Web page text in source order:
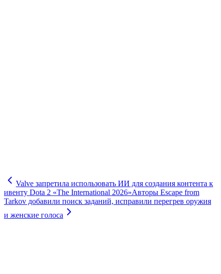
Valve запретила использовать ИИ для создания контента к
ивенту Dota 2 «The International 2026»Авторы Escape from
Tarkov добавили поиск заданий, исправили перегрев оружия
и женские голоса